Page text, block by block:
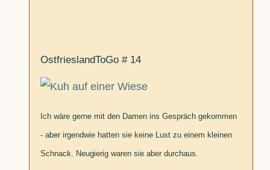
OstfrieslandToGo # 14
Ich wäre gerne mit den Damen ins Gespräch gekommen
- aber irgendwie hatten sie keine Lust zu einem kleinen
Schnack. Neugierig waren sie aber durchaus.